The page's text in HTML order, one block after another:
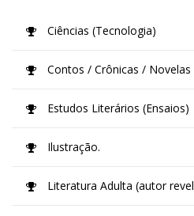
Ciências (Tecnologia)
Contos / Crônicas / Novelas
Estudos Literários (Ensaios)
Ilustração.
Literatura Adulta (autor